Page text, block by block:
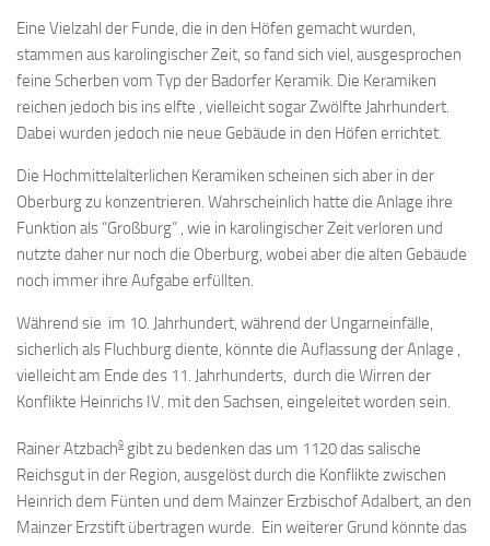
Eine Vielzahl der Funde, die in den Höfen gemacht wurden,
stammen aus karolingischer Zeit, so fand sich viel, ausgesprochen
feine Scherben vom Typ der Badorfer Keramik. Die Keramiken
reichen jedoch bis ins elfte , vielleicht sogar Zwölfte Jahrhundert.
Dabei wurden jedoch nie neue Gebäude in den Höfen errichtet.
Die Hochmittelalterlichen Keramiken scheinen sich aber in der
Oberburg zu konzentrieren. Wahrscheinlich hatte die Anlage ihre
Funktion als “Großburg” , wie in karolingischer Zeit verloren und
nutzte daher nur noch die Oberburg, wobei aber die alten Gebäude
noch immer ihre Aufgabe erfüllten.
Während sie im 10. Jahrhundert, während der Ungarneinfälle,
sicherlich als Fluchburg diente, könnte die Auflassung der Anlage ,
vielleicht am Ende des 11. Jahrhunderts, durch die Wirren der
Konflikte Heinrichs IV. mit den Sachsen, eingeleitet worden sein.
Rainer Atzbach9 gibt zu bedenken das um 1120 das salische
Reichsgut in der Region, ausgelöst durch die Konflikte zwischen
Heinrich dem Fünten und dem Mainzer Erzbischof Adalbert, an den
Mainzer Erzstift übertragen wurde. Ein weiterer Grund könnte das